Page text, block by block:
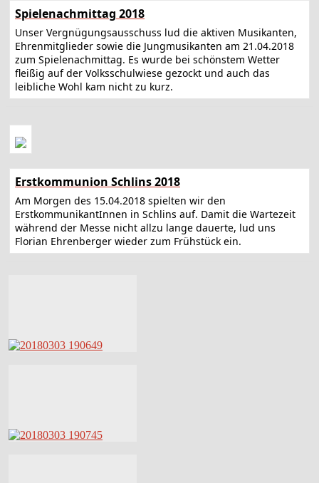
Spielenachmittag 2018
Unser Vergnügungsausschuss lud die aktiven Musikanten,
Ehrenmitglieder sowie die Jungmusikanten am 21.04.2018
zum Spielenachmittag. Es wurde bei schönstem Wetter
fleißig auf der Volksschulwiese gezockt und auch das
leibliche Wohl kam nicht zu kurz.
Erstkommunion Schlins 2018
Am Morgen des 15.04.2018 spielten wir den
ErstkommunikantInnen in Schlins auf. Damit die Wartezeit
während der Messe nicht allzu lange dauerte, lud uns
Florian Ehrenberger wieder zum Frühstück ein.